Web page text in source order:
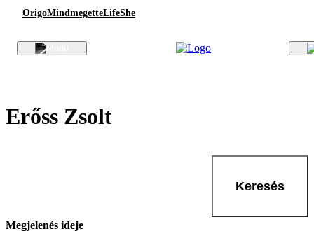
OrigoMindmegetteLifeShe
Erőss Zsolt
Keresés
Megjelenés ideje